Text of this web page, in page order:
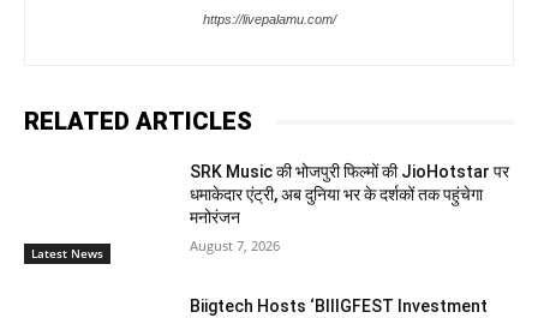
https://livepalamu.com/
RELATED ARTICLES
Latest News
SRK Music की भोजपुरी फिल्मों की JioHotstar पर
धमाकेदार एंट्री, अब दुनिया भर के दर्शकों तक पहुंचेगा
मनोरंजन
August 7, 2026
Biigtech Hosts ‘BIIIGFEST Investment